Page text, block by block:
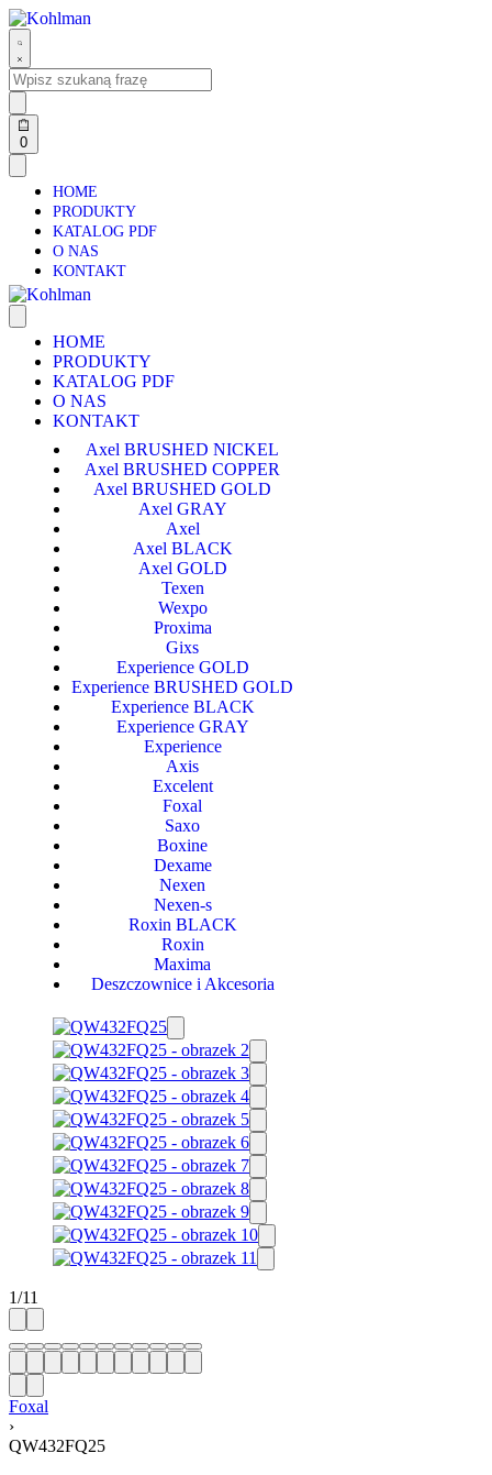
0
HOME
PRODUKTY
KATALOG PDF
O NAS
KONTAKT
HOME
PRODUKTY
KATALOG PDF
O NAS
KONTAKT
Axel BRUSHED NICKEL
Axel BRUSHED COPPER
Axel BRUSHED GOLD
Axel GRAY
Axel
Axel BLACK
Axel GOLD
Texen
Wexpo
Proxima
Gixs
Experience GOLD
Experience BRUSHED GOLD
Experience BLACK
Experience GRAY
Experience
Axis
Excelent
Foxal
Saxo
Boxine
Dexame
Nexen
Nexen-s
Roxin BLACK
Roxin
Maxima
Deszczownice i Akcesoria
1/11
Foxal
›
QW432FQ25